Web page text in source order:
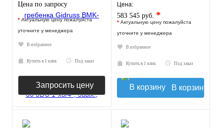
Цена по запросу
* Актуальную цену пожалуйста
уточните у менеджера
В избранное
Купить в 1 клик Под заказ
Запросить цену
Цена:
583 545 руб. *
* Актуальную цену пожалуйста
уточните у менеджера
В избранное
Купить в 1 клик Под заказ
В корзину